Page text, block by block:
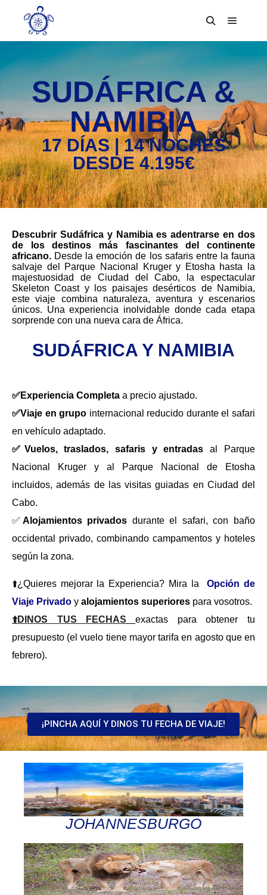
SUDÁFRICA &
NAMIBIA
17 DÍAS | 14 NOCHES
DESDE 4.195€
Descubrir Sudáfrica y Namibia es adentrarse en dos
de los destinos más fascinantes del continente
africano. Desde la emoción de los safaris entre la fauna
salvaje del Parque Nacional Kruger y Etosha hasta la
majestuosidad de Ciudad del Cabo, la espectacular
Skeleton Coast y los paisajes desérticos de Namibia,
este viaje combina naturaleza, aventura y escenarios
únicos. Una experiencia inolvidable donde cada etapa
sorprende con una nueva cara de África.
SUDÁFRICA Y NAMIBIA
✅Experiencia Completa a precio ajustado.
✅Viaje en grupo internacional reducido durante el safari
en vehículo adaptado.
✅Vuelos, traslados, safaris y entradas al Parque
Nacional Kruger y al Parque Nacional de Etosha
incluidos, además de las visitas guiadas en Ciudad del
Cabo.
✅ Alojamientos privados durante el safari, con baño
occidental privado, combinando campamentos y hoteles
según la zona.
⬆️¿Quieres mejorar la Experiencia? Mira la Opción de
Viaje Privado y alojamientos superiores para vosotros.
⬆️DINOS TUS FECHAS
exactas para obtener tu
presupuesto (el vuelo tiene mayor tarifa en agosto que en
febrero).
¡PINCHA AQUÍ Y DINOS TU FECHA DE VIAJE!
JOHANNESBURGO